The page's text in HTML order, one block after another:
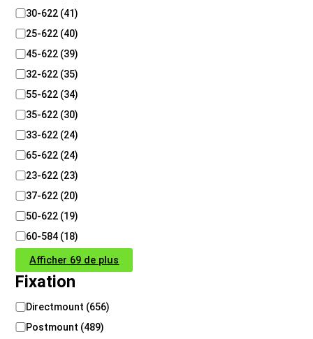
O
30-622 (41)
25-622 (40)
45-622 (39)
32-622 (35)
55-622 (34)
35-622 (30)
33-622 (24)
65-622 (24)
23-622 (23)
37-622 (20)
50-622 (19)
60-584 (18)
Afficher 69 de plus
Fixation
F
x
Directmount (656)
Postmount (489)